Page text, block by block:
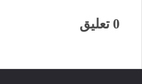
0 تعليق